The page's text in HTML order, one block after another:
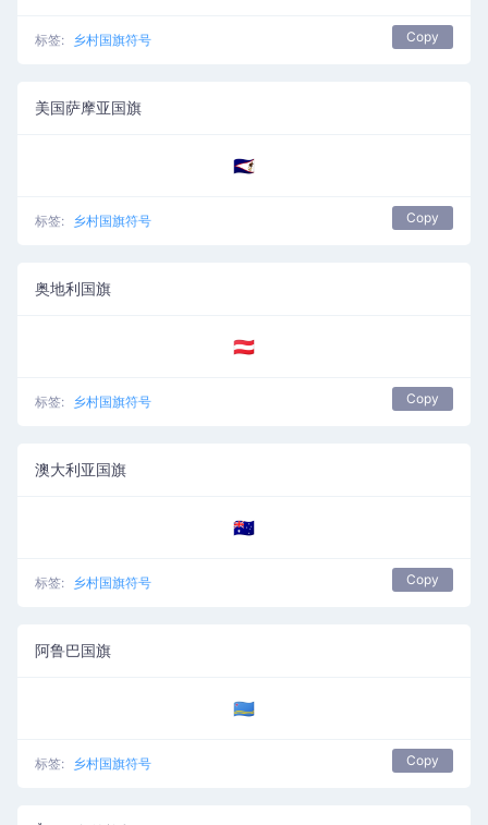
标签: 乡村国旗符号 Copy
美国萨摩亚国旗
🇦🇸
标签: 乡村国旗符号 Copy
奥地利国旗
🇦🇹
标签: 乡村国旗符号 Copy
澳大利亚国旗
🇦🇺
标签: 乡村国旗符号 Copy
阿鲁巴国旗
🇦🇼
标签: 乡村国旗符号 Copy